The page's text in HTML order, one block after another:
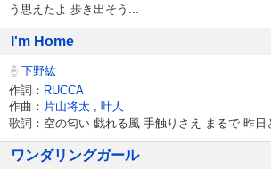
う思えたよ 歩き出そう...
I'm Home
下野紘
作詞： RUCCA
作曲： 片山将太 叶人
歌詞：空の匂い 戯れる風 手触りさえ まるで 昨日
ワンダリングガール